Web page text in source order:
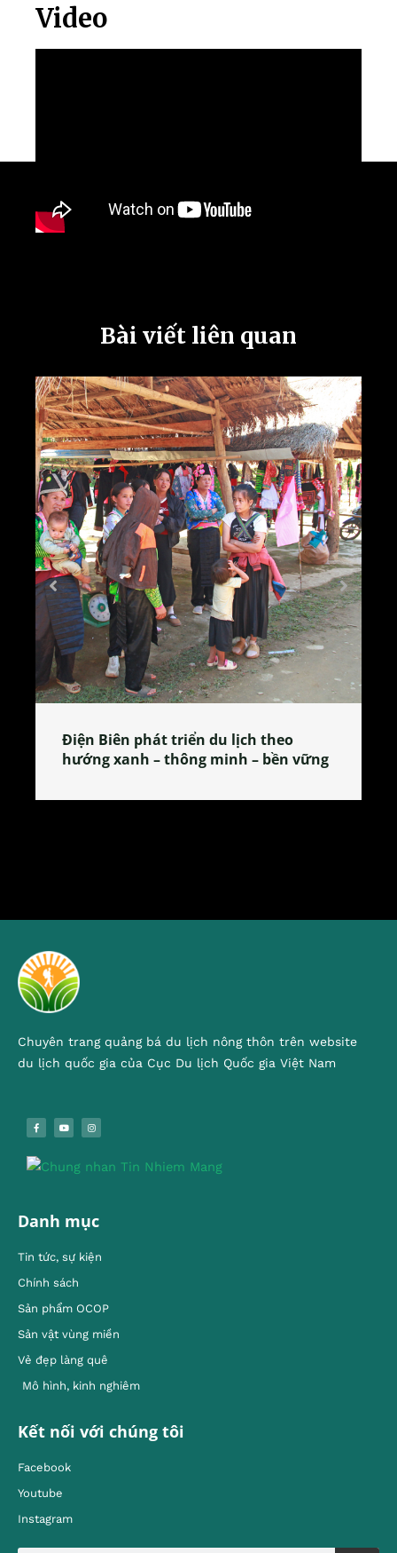
Video
Bài viết liên quan
Làng làm bánh tẻ Phú Nhi – nơi lan
tỏa đặc sản xứ Đoài
Chuyên trang quảng bá du lịch nông thôn trên website
du lịch quốc gia của Cục Du lịch Quốc gia Việt Nam
Danh mục
Tin tức, sự kiện
Chính sách
Sản phẩm OCOP
Sản vật vùng miền
Vẻ đẹp làng quê
Mô hình, kinh nghiêm
Kết nối với chúng tôi
Facebook
Youtube
Instagram